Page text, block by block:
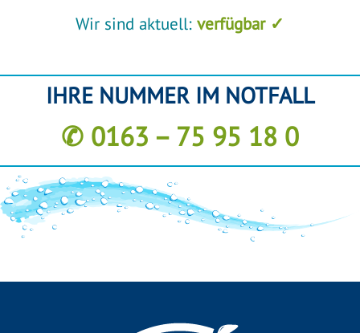
Wir sind aktuell: verfügbar ✓
IHRE NUMMER IM NOTFALL
✆ 0163 – 75 95 18 0